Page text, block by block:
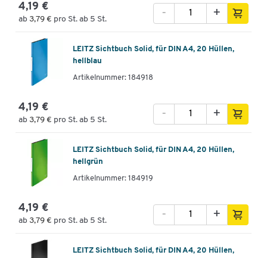
4,19 €
ab 3,79 € pro St. ab 5 St.
+
-
LEITZ Sichtbuch Solid, für DIN A4, 20 Hüllen,
hellblau
Artikelnummer: 184918
4,19 €
ab 3,79 € pro St. ab 5 St.
+
-
LEITZ Sichtbuch Solid, für DIN A4, 20 Hüllen,
hellgrün
Artikelnummer: 184919
4,19 €
ab 3,79 € pro St. ab 5 St.
+
-
LEITZ Sichtbuch Solid, für DIN A4, 20 Hüllen,